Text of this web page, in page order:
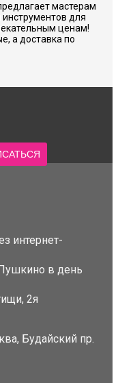
мастерам
для
ценам!
а доставка по
интернет-
в день
2я
Будайский пр.